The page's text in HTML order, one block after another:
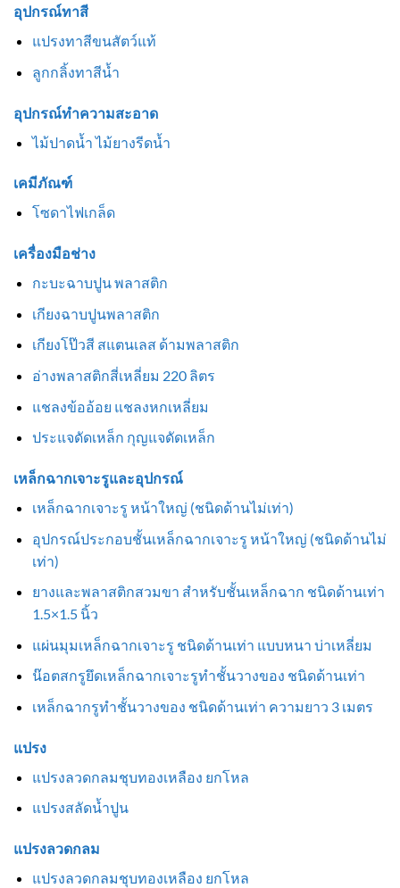
อุปกรณ์ทาสี
แปรงทาสีขนสัตว์แท้
ลูกกลิ้งทาสีน้ำ
อุปกรณ์ทำความสะอาด
ไม้ปาดน้ำ ไม้ยางรีดน้ำ
เคมีภัณฑ์
โซดาไฟเกล็ด
เครื่องมือช่าง
กะบะฉาบปูน พลาสติก
เกียงฉาบปูนพลาสติก
เกียงโป๊วสี สแตนเลส ด้ามพลาสติก
อ่างพลาสติกสี่เหลี่ยม 220 ลิตร
แชลงข้ออ้อย แชลงหกเหลี่ยม
ประแจดัดเหล็ก กุญแจดัดเหล็ก
เหล็กฉากเจาะรูและอุปกรณ์
เหล็กฉากเจาะรู หน้าใหญ่ (ชนิดด้านไม่เท่า)
อุปกรณ์ประกอบชั้นเหล็กฉากเจาะรู หน้าใหญ่ (ชนิดด้านไม่
เท่า)
ยางและพลาสติกสวมขา สำหรับชั้นเหล็กฉาก ชนิดด้านเท่า
1.5×1.5 นิ้ว
แผ่นมุมเหล็กฉากเจาะรู ชนิดด้านเท่า แบบหนา บ่าเหลี่ยม
น๊อตสกรูยึดเหล็กฉากเจาะรูทำชั้นวางของ ชนิดด้านเท่า
เหล็กฉากรูทำชั้นวางของ ชนิดด้านเท่า ความยาว 3 เมตร
แปรง
แปรงลวดกลมชุบทองเหลือง ยกโหล
แปรงสลัดน้ำปูน
แปรงลวดกลม
แปรงลวดกลมชุบทองเหลือง ยกโหล